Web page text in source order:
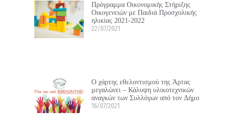
Πρόγραμμα Οικονομικής Στήριξης
Οικογενειών με Παιδιά Προσχολικής
ηλικίας 2021-2022
22/07/2021
Ο χάρτης εθελοντισμού της Άρτας
μεγαλώνει – Κάλυψη υλικοτεχνικών
αναγκών των Συλλόγων από τον Δήμο
16/07/2021